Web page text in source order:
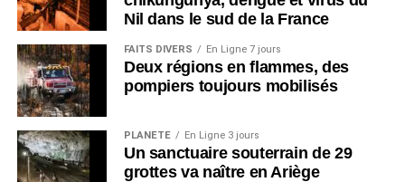
Nil dans le sud de la France
FAITS DIVERS En Ligne 7 jours
Deux régions en flammes, des
pompiers toujours mobilisés
PLANÈTE En Ligne 3 jours
Un sanctuaire souterrain de 29
grottes va naître en Ariège